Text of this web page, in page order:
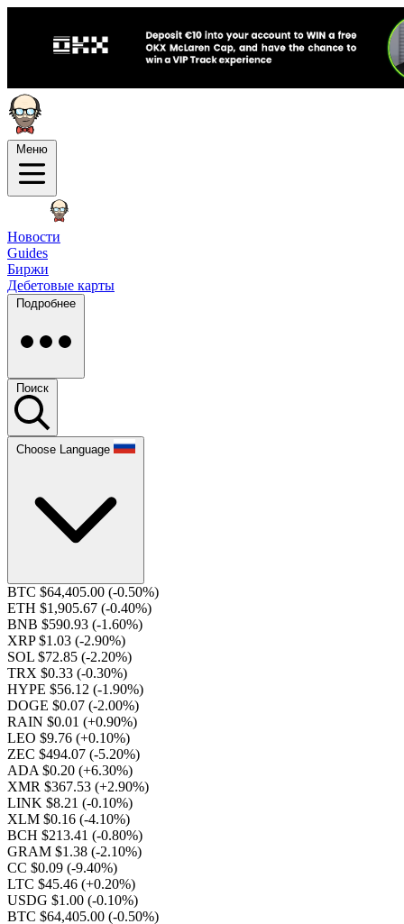
Меню
Новости
Guides
Биржи
Дебетовые карты
Подробнее
Поиск
Choose Language
BTC $64,405.00 (-0.50%)
ETH $1,905.67 (-0.40%)
BNB $590.93 (-1.60%)
XRP $1.03 (-2.90%)
SOL $72.85 (-2.20%)
TRX $0.33 (-0.30%)
HYPE $56.12 (-1.90%)
DOGE $0.07 (-2.00%)
RAIN $0.01 (+0.90%)
LEO $9.76 (+0.10%)
ZEC $494.07 (-5.20%)
ADA $0.20 (+6.30%)
XMR $367.53 (+2.90%)
LINK $8.21 (-0.10%)
XLM $0.16 (-4.10%)
BCH $213.41 (-0.80%)
GRAM $1.38 (-2.10%)
CC $0.09 (-9.40%)
LTC $45.46 (+0.20%)
USDG $1.00 (-0.10%)
BTC $64,405.00 (-0.50%)